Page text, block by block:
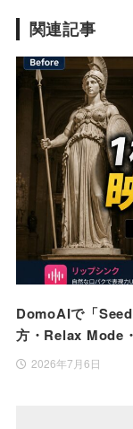
関連記事
DomoAIで「
方・Relax Mode
2026年7月6日